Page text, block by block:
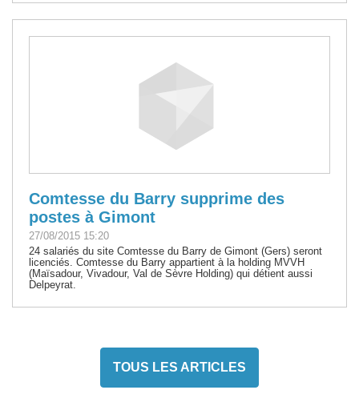
Comtesse du Barry supprime des
postes à Gimont
27/08/2015 15:20
24 salariés du site Comtesse du Barry de Gimont (Gers) seront
licenciés. Comtesse du Barry appartient à la holding MVVH
(Maïsadour, Vivadour, Val de Sèvre Holding) qui détient aussi
Delpeyrat.
TOUS LES ARTICLES